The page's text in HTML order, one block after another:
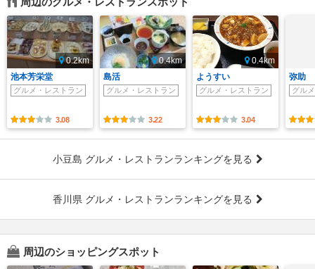
0.2km
池本芳栄堂
グルメ・レストラン
3.08
0.4km
島活
グルメ・レストラン
3.22
0.4km
ようすい
グルメ・レストラン
3.04
弥助
グル
小豆島 グルメ・レストランランキングを見る
香川県 グルメ・レストランランキングを見る
周辺のショッピングスポット